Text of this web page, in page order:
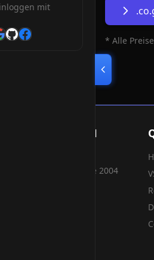
mit
* Alle
GmbH
hosting services since 2004